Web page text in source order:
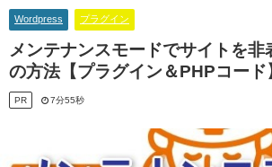
Wordpress プラグイン
メンテナンスモードでサイトを非
の方法【プラグイン＆PHPコード
PR 7分55秒